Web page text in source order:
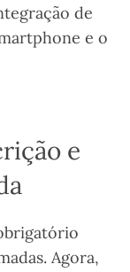
de
e o
e
Agora,